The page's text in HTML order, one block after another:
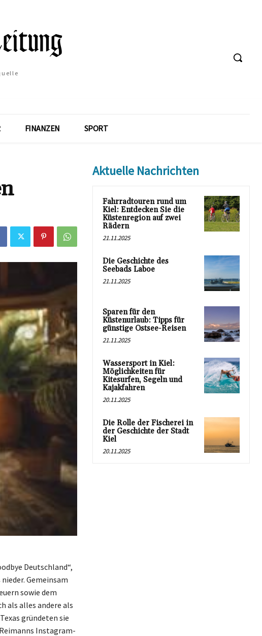
FINANZEN SPORT
Deutschland“,
Gemeinsam
sowie dem
als alles andere als
gründeten sie
Instagram-
Aktuelle Nachrichten
Fahrradtouren rund um
Kiel: Entdecken Sie die
Küstenregion auf zwei
Rädern
21.11.2025
Die Geschichte des
Seebads Laboe
21.11.2025
Sparen für den
Küstenurlaub: Tipps für
günstige Ostsee-Reisen
21.11.2025
Wassersport in Kiel:
Möglichkeiten für
Kitesurfen, Segeln und
Kajakfahren
20.11.2025
Die Rolle der Fischerei in
der Geschichte der Stadt
Kiel
20.11.2025